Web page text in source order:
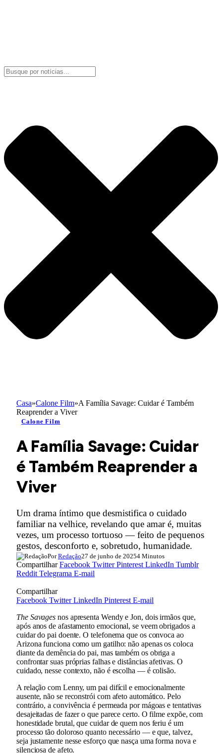
Casa»Calone Film»A Família Savage: Cuidar é Também
Reaprender a Viver
Calone Film
A Família Savage: Cuidar
é Também Reaprender a
Viver
Um drama íntimo que desmistifica o cuidado
familiar na velhice, revelando que amar é, muitas
vezes, um processo tortuoso — feito de pequenos
gestos, desconforto e, sobretudo, humanidade.
Por Redação27 de junho de 20254 Minutos
CompartilharFacebook Twitter Pinterest LinkedIn Tumblr
Reddit Telegrama E-mail
Compartilhar
Facebook Twitter LinkedIn Pinterest E-mail
The Savages nos apresenta Wendy e Jon, dois irmãos que,
após anos de afastamento emocional, se veem obrigados a
cuidar do pai doente. O telefonema que os convoca ao
Arizona funciona como um gatilho: não apenas os coloca
diante da demência do pai, mas também os obriga a
confrontar suas próprias falhas e distâncias afetivas. O
cuidado, nesse contexto, não é escolha — é colisão.
A relação com Lenny, um pai difícil e emocionalmente
ausente, não se reconstrói com afeto automático. Pelo
contrário, a convivência é permeada por mágoas e tentativas
desajeitadas de fazer o que parece certo. O filme expõe, com
honestidade brutal, que cuidar de quem nos feriu é um
processo tão doloroso quanto necessário — e que, talvez,
seja justamente nesse esforço que nasça uma forma nova e
silenciosa de afeto.